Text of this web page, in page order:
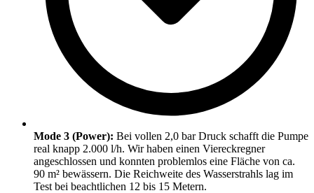
Mode 3 (Power): Bei vollen 2,0 bar Druck schafft die Pumpe
real knapp 2.000 l/h. Wir haben einen Viereckregner
angeschlossen und konnten problemlos eine Fläche von ca.
90 m² bewässern. Die Reichweite des Wasserstrahls lag im
Test bei beachtlichen 12 bis 15 Metern.